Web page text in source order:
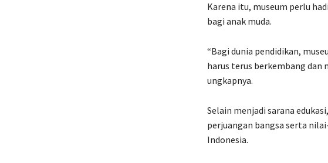
Karena itu, museum perlu
bagi anak muda.
“Bagi dunia pendidikan,
harus terus berkembang dan
ungkapnya.
Selain menjadi sarana
perjuangan bangsa serta
Indonesia.